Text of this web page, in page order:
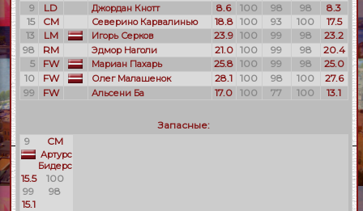
9
LD Джордан Кнотт 8.6 100 98 98
8.3
15
CM Северино Карвалинью 18.8 100 93 100
17.5
13
LM Игорь Серков 23.9 100 99 98
23.2
98
RM Эдмор Наголи 21.0 100 99 98
20.4
5
FW Мариан Пахарь 25.8 100 99 98
25.0
10
FW Олег Малашенок 28.1 100 98 100
27.6
99
FW Альсени Ба 17.0 100 77 100 13.1
Запасные:
9
CM
Артурс
Бидерс
15.5
100
99
98
15.1